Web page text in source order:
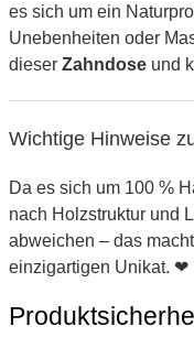
es sich um ein
Unebenheiten oder
dieser Zahndose und
Wichtige Hinweise
Da es sich um 100 %
nach Holzstruktur und
abweichen – das
einzigartigen Unikat. ❤